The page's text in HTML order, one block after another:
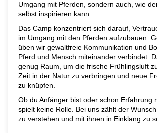
Umgang mit Pferden, sondern auch, wie
selbst inspirieren kann.
Das Camp konzentriert sich darauf,
im Umgang mit den Pferden aufzubauen.
üben wir gewaltfreie Kommunikation und
Pferd und Mensch miteinander verbindet.
genug Raum, um die frische Frühlingsluft
Zeit in der Natur zu verbringen und neue
zu knüpfen.
Ob du Anfänger bist oder schon Erfahrung
spielt keine Rolle. Bei uns zählt der
zu verstehen und mit ihnen in Einklang zu